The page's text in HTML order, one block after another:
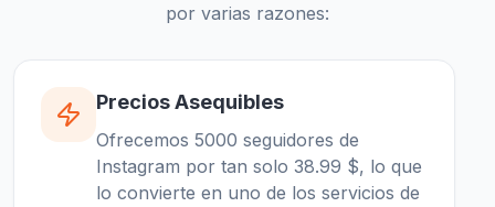
por varias razones:
Precios Asequibles
Ofrecemos 5000 seguidores de
Instagram por tan solo 38.99 $, lo que
lo convierte en uno de los servicios de